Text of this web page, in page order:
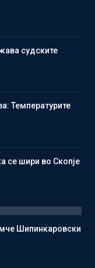
судските
Температурите
се шири во Скопје
Шипинкаровски